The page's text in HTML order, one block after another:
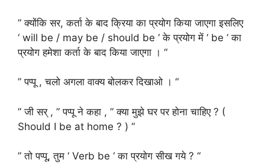
” क्योंकि सर, कर्ता के बाद क्रिया का प्रयोग किया जाएगा इसलिए
‘ will be / may be / should be ‘ के प्रयोग में ‘ be ‘ का
प्रयोग हमेशा कर्ता के बाद किया जाएगा । “
” पप्पू , चलो अगला वाक्य बोलकर दिखाओ । “
” जी सर् , ” पप्पू ने कहा , ” क्या मुझे घर पर होना चाहिए ? (
Should I be at home ? ) “
” तो पप्पू, तुम ‘ Verb be ‘ का प्रयोग सीख गये ? “